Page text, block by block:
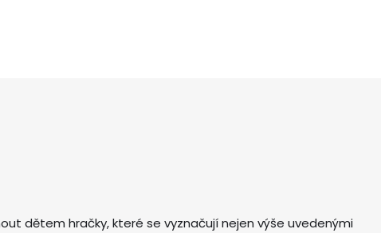
dětem hračky, které se vyznačují nejen výše uvedenými